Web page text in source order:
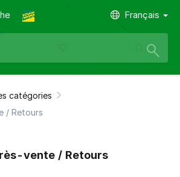
Français
catégories
/ Retours
vente / Retours